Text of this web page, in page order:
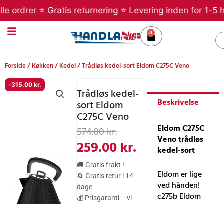
til
indholdet
⭐ Gratis returnering ⭐ Levering inden for 1-5
0
Kurv
Forside/Køkken/Kedel/ Trådløs kedel-sort Eldom C275C Veno
-315.00 kr.
Trådløs kedel-
sort Eldom
C275C Veno
574.00kr.Den
oprindelige
pris
var:
574.00 kr..
259.00kr.
Den
aktuelle
259.00 kr..
🚚 Gratis frakt !
🔄 Gratis retur i 14
dage
💰 Prisgaranti – vi
Beskrivelse
Eldom C275C
Veno trådløs
kedel-sort
Eldom er lige
ved hånden!
c275b Eldom